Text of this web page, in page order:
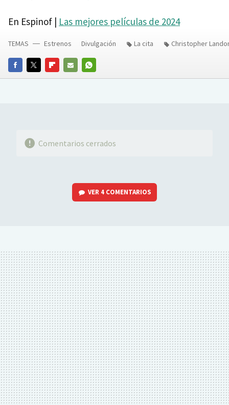
En Espinof | Las mejores películas de 2024
FACEBOOKTWITTERFLIPBOARD
E-
WHATSAPP
TEMAS Estrenos Divulgación La cita Christopher
Comentarios cerrados
VER 4 COMENTARIOS